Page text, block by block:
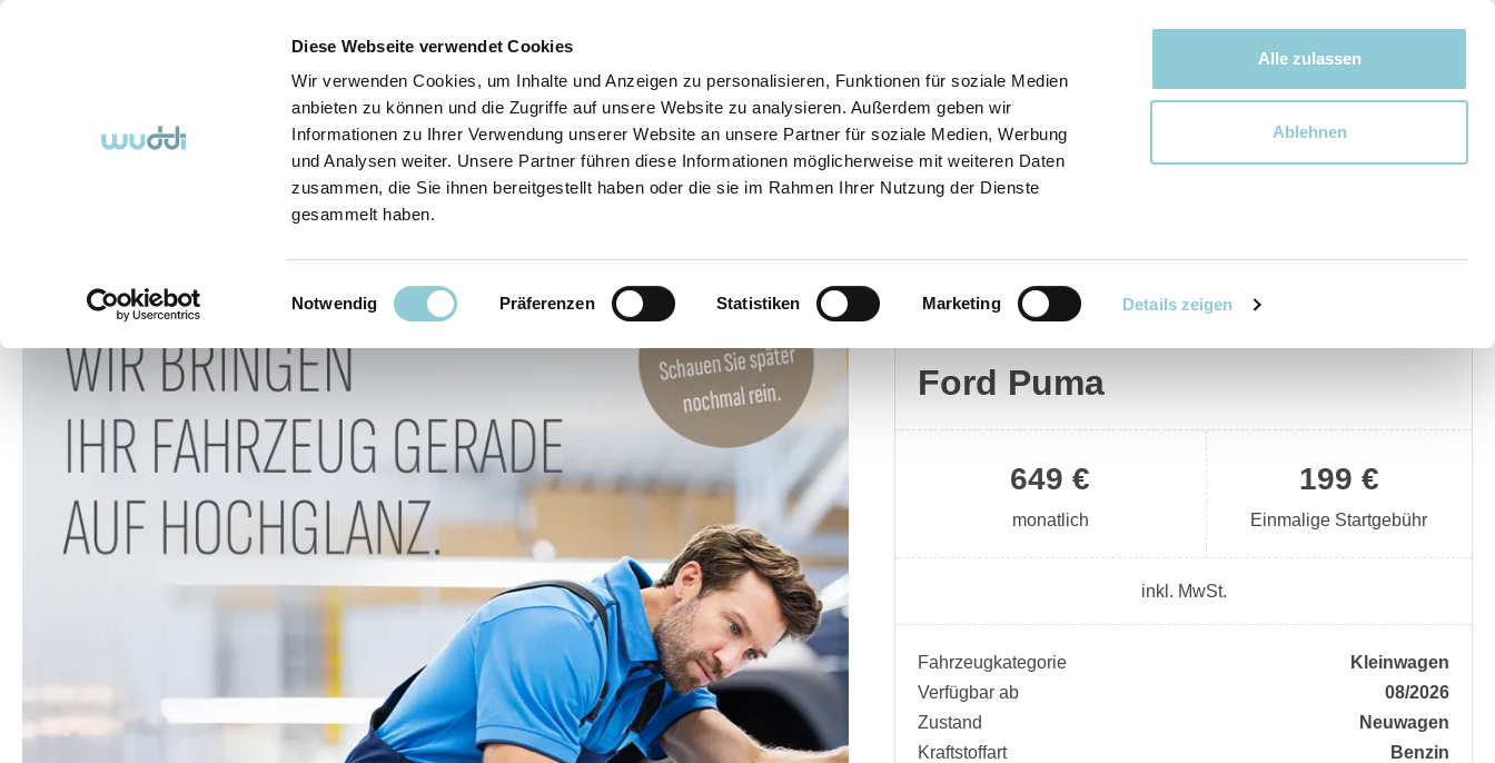
Diese Webseite verwendet Cookies
Wir verwenden Cookies, um Inhalte und Anzeigen zu personalisieren, Funktionen für soziale Medien
anbieten zu können und die Zugriffe auf unsere Website zu analysieren. Außerdem geben wir
Informationen zu Ihrer Verwendung unserer Website an unsere Partner für soziale Medien, Werbung
und Analysen weiter. Unsere Partner führen diese Informationen möglicherweise mit weiteren Daten
zusammen, die Sie ihnen bereitgestellt haben oder die sie im Rahmen Ihrer Nutzung der Dienste
gesammelt haben.
Einwilligungsauswahl
Notwendig Präferenzen Statistiken Marketing Details zeigen
Alle zulassen
Ablehnen
Bewegen bewegt uns!
Abo-Fahrzeuge So funktioniert's (FAQ) Über Uns Kontakt
Bildergalerie überspringen
Ford Puma
199 €
Einmalige Startgebühr
649 €
monatlich
inkl. MwSt.
Fahrzeugkategorie
Kleinwagen
Verfügbar ab
08/2026
Zustand
Neuwagen
Kraftstoffart
Benzin